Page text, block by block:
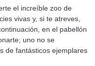
el increíble zoo de
vivas y, si te atreves,
en el pabellón
uno no se
de fantásticos ejemplares